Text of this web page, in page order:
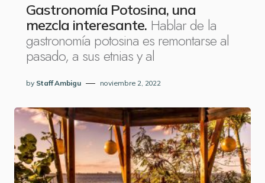
Gastronomía Potosina, una
mezcla interesante. Hablar de la
gastronomía potosina es remontarse al
pasado, a sus etnias y al
by Staff Ambigu noviembre 2, 2022